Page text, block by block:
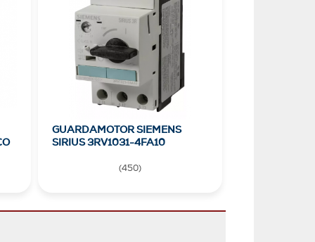
GUARDAMOTOR SIEMENS
SIRIUS 3RV1031-4FA10
(450)